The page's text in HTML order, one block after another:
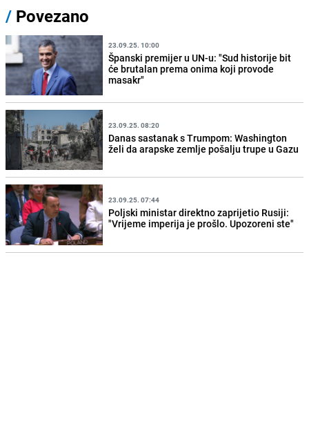
/ Povezano
23.09.25. 10:00
Španski premijer u UN-u: "Sud historije bit
će brutalan prema onima koji provode
masakr"
23.09.25. 08:20
Danas sastanak s Trumpom: Washington
želi da arapske zemlje pošalju trupe u Gazu
23.09.25. 07:44
Poljski ministar direktno zaprijetio Rusiji:
"Vrijeme imperija je prošlo. Upozoreni ste"